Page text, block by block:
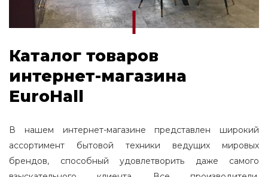
Каталог товаров
интернет-магазина
EuroHall
В нашем интернет-магазине представлен широкий
ассортимент бытовой техники ведущих мировых
брендов, способный удовлетворить даже самого